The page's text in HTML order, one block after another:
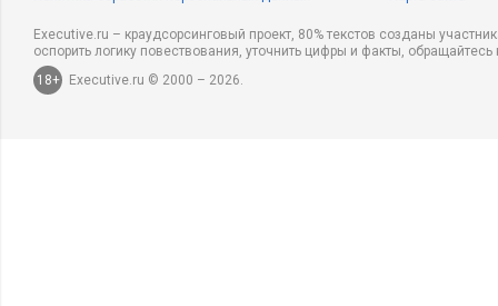
Executive.ru – краудсорсинговый проект, 80% текстов созданы
оспорить логику повествования, уточнить цифры и факты,
18+
Executive.ru © 2000 – 2026.